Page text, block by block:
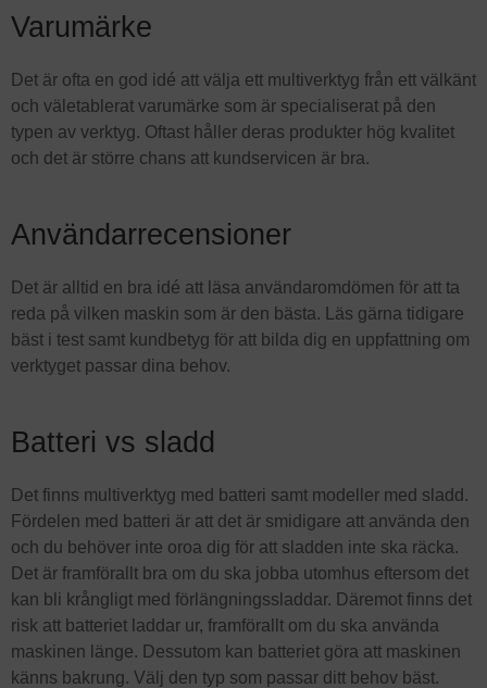
Varumärke
Det är ofta en god idé att välja ett multiverktyg från ett välkänt
och väletablerat varumärke som är specialiserat på den
typen av verktyg. Oftast håller deras produkter hög kvalitet
och det är större chans att kundservicen är bra.
Användarrecensioner
Det är alltid en bra idé att läsa användaromdömen för att ta
reda på vilken maskin som är den bästa. Läs gärna tidigare
bäst i test samt kundbetyg för att bilda dig en uppfattning om
verktyget passar dina behov.
Batteri vs sladd
Det finns multiverktyg med batteri samt modeller med sladd.
Fördelen med batteri är att det är smidigare att använda den
och du behöver inte oroa dig för att sladden inte ska räcka.
Det är framförallt bra om du ska jobba utomhus eftersom det
kan bli krångligt med förlängningssladdar. Däremot finns det
risk att batteriet laddar ur, framförallt om du ska använda
maskinen länge. Dessutom kan batteriet göra att maskinen
känns bakrung. Välj den typ som passar ditt behov bäst.